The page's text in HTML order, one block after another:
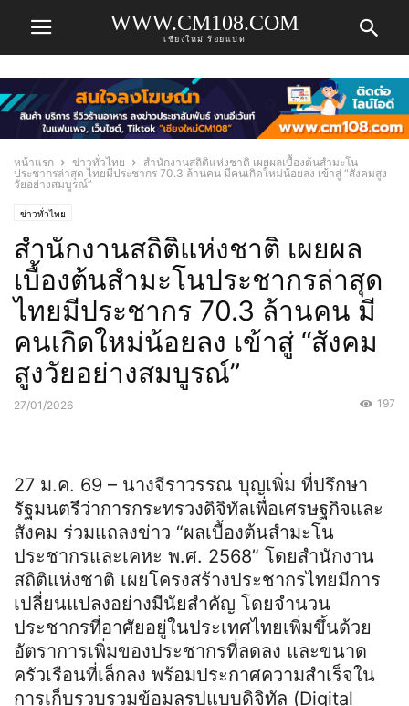
WWW.CM108.COM
เชียงใหม่ ร้อยแปด
หน้าแรก ข่าวทั่วไทย
สำนักงานสถิติแห่งชาติ เผยผลเบื้องต้นสำมะโน
ประชากรล่าสุด ไทยมีประชากร 70.3 ล้านคน มีคนเกิดใหม่น้อยลง เข้าสู่ “สังคมสูง
วัยอย่างสมบูรณ์”
ข่าวทั่วไทย
สำนักงานสถิติแห่งชาติ เผยผล
เบื้องต้นสำมะโนประชากรล่าสุด
ไทยมีประชากร 70.3 ล้านคน มี
คนเกิดใหม่น้อยลง เข้าสู่ “สังคม
สูงวัยอย่างสมบูรณ์”
27/01/2026 197
27 ม.ค. 69 – นางจีราวรรณ บุญเพิ่ม ที่ปรึกษา
รัฐมนตรีว่าการกระทรวงดิจิทัลเพื่อเศรษฐกิจและ
สังคม ร่วมแถลงข่าว “ผลเบื้องต้นสำมะโน
ประชากรและเคหะ พ.ศ. 2568” โดยสำนักงาน
สถิติแห่งชาติ เผยโครงสร้างประชากรไทยมีการ
เปลี่ยนแปลงอย่างมีนัยสำคัญ โดยจำนวน
ประชากรที่อาศัยอยู่ในประเทศไทยเพิ่มขึ้นด้วย
อัตราการเพิ่มของประชากรที่ลดลง และขนาด
ครัวเรือนที่เล็กลง พร้อมประกาศความสำเร็จใน
การเก็บรวบรวมข้อมูลรูปแบบดิจิทัล (Digital